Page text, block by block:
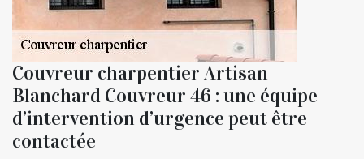
Couvreur charpentier Artisan
Blanchard Couvreur 46 : une équipe
d’intervention d’urgence peut être
contactée